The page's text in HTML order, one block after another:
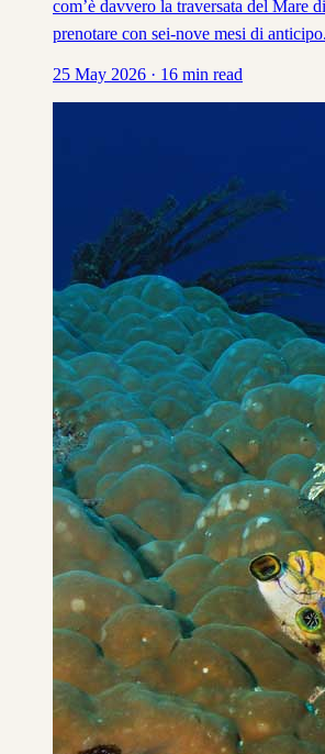
com’è davvero la traversata del Mare
prenotare con sei-nove mesi di anticipo.
25 May 2026 · 16 min read